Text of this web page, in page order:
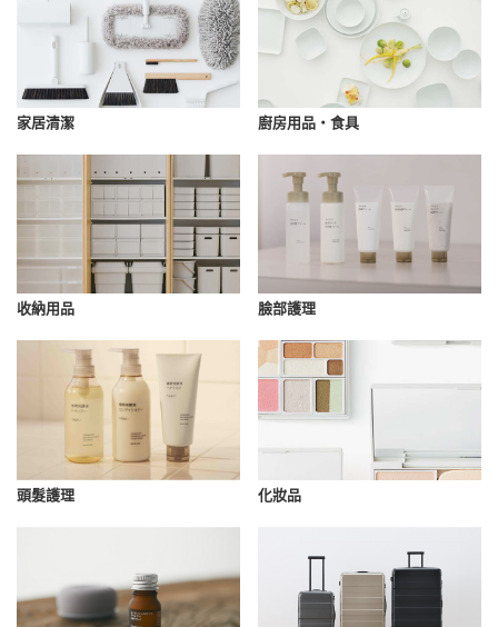
家居清潔 廚房用品・食具
收納用品 臉部護理
頭髮護理 化妝品